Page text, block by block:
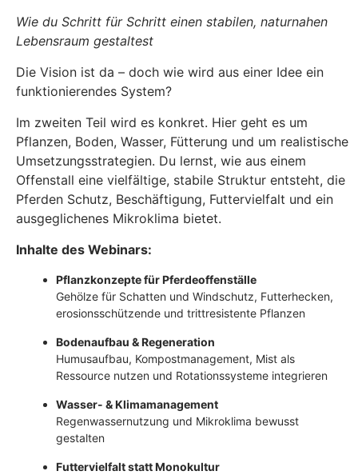
Wie du Schritt für Schritt einen stabilen, naturnahen
Lebensraum gestaltest
Die Vision ist da – doch wie wird aus einer Idee ein
funktionierendes System?
Im zweiten Teil wird es konkret. Hier geht es um
Pflanzen, Boden, Wasser, Fütterung und um realistische
Umsetzungsstrategien. Du lernst, wie aus einem
Offenstall eine vielfältige, stabile Struktur entsteht, die
Pferden Schutz, Beschäftigung, Futtervielfalt und ein
ausgeglichenes Mikroklima bietet.
Inhalte des Webinars:
Pflanzkonzepte für Pferdeoffenställe
Gehölze für Schatten und Windschutz, Futterhecken,
erosionsschützende und trittresistente Pflanzen
Bodenaufbau & Regeneration
Humusaufbau, Kompostmanagement, Mist als
Ressource nutzen und Rotationssysteme integrieren
Wasser- & Klimamanagement
Regenwassernutzung und Mikroklima bewusst
gestalten
Futtervielfalt statt Monokultur